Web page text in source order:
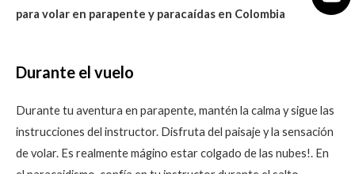
para volar en parapente y paracaídas en Colombia
Durante el vuelo
Durante tu aventura en parapente, mantén la calma y sigue las
instrucciones del instructor. Disfruta del paisaje y la sensación
de volar. Es realmente mágino estar colgado de las nubes!. En